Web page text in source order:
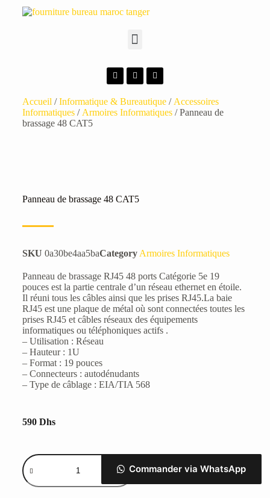
Accueil /Informatique & Bureautique/ Accessoires
Informatiques/ Armoires Informatiques/ Panneau de
brassage 48 CAT5
Panneau de brassage 48 CAT5
SKU 0a30be4aa5baCategory Armoires Informatiques
Panneau de brassage RJ45 48 ports Catégorie 5e 19
pouces est la partie centrale d’un réseau ethernet en étoile.
Il réuni tous les câbles ainsi que les prises RJ45.La baie
RJ45 est une plaque de métal où sont connectées toutes les
prises RJ45 et câbles réseaux des équipements
informatiques ou téléphoniques actifs .
– Utilisation : Réseau
– Hauteur : 1U
– Format : 19 pouces
– Connecteurs : autodénudants
– Type de câblage : EIA/TIA 568
590 Dhs
Commander via WhatsApp